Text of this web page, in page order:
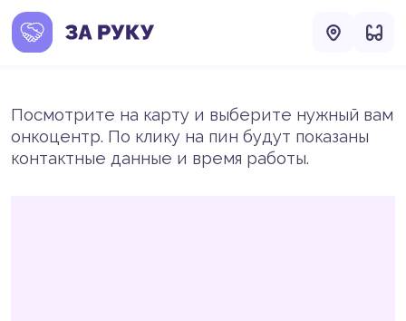
Посмотрите на карту и выберите нужный вам
онкоцентр. По клику на пин будут показаны
контактные данные и время работы.